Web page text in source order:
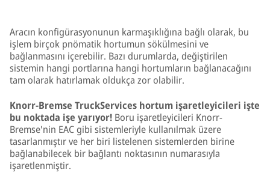
Aracın konfigürasyonunun karmaşıklığına bağlı olarak, bu
işlem birçok pnömatik hortumun sökülmesini ve
bağlanmasını içerebilir. Bazı durumlarda, değiştirilen
sistemin hangi portlarına hangi hortumların bağlanacağını
tam olarak hatırlamak oldukça zor olabilir.
Knorr-Bremse TruckServices hortum işaretleyicileri işte
bu noktada işe yarıyor! Boru işaretleyicileri Knorr-
Bremse'nin EAC gibi sistemleriyle kullanılmak üzere
tasarlanmıştır ve her biri listelenen sistemlerden birine
bağlanabilecek bir bağlantı noktasının numarasıyla
işaretlenmiştir.